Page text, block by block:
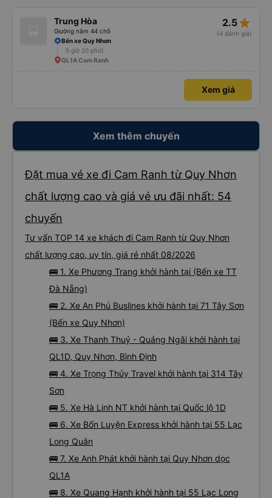
Trung Hòa
Giường nằm 44 chỗ
2.5 star_rate
(4 đánh giá)
Bến xe Quy Nhơn
5 giờ 20 phút
QL1A Cam Ranh
Xem giá
Xem thêm chuyến
Đặt mua vé xe đi Cam Ranh từ Quy Nhơn
chất lượng cao và giá vé ưu đãi nhất: 54
chuyến
Tư vấn TOP 14 xe khách đi Cam Ranh từ Quy Nhơn
chất lượng cao, uy tín, giá rẻ nhất 08/2026
🚌 1. Xe Phương Trang khởi hành tại (Bến xe TT
Đà Nẵng)
🚌 2. Xe An Phú Buslines khởi hành tại 71 Tây Sơn
(Bến xe Quy Nhơn)
🚌 3. Xe Thanh Thuỷ - Quảng Ngãi khởi hành tại
QL1D, Quy Nhơn, Bình Định
🚌 4. Xe Trọng Thủy Travel khởi hành tại 314 Tây
Sơn
🚌 5. Xe Hà Linh NT khởi hành tại Quốc lộ 1D
🚌 6. Xe Bốn Luyện Express khởi hành tại 55 Lạc
Long Quân
🚌 7. Xe Anh Phát khởi hành tại Quy Nhơn dọc
QL1A
🚌 8. Xe Quang Hạnh khởi hành tại 55 Lạc Long